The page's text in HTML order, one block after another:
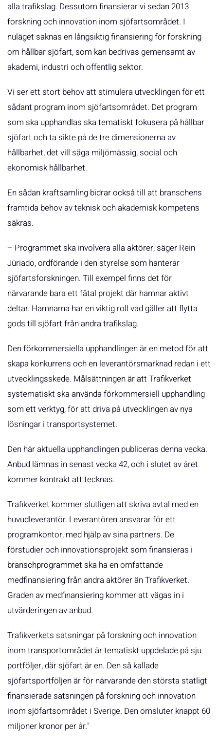
alla trafikslag. Dessutom finansierar vi sedan 2013
forskning och innovation inom sjöfartsområdet. I
nuläget saknas en långsiktig finansiering för forskning
om hållbar sjöfart, som kan bedrivas gemensamt av
akademi, industri och offentlig sektor.
Vi ser ett stort behov att stimulera utvecklingen för ett
sådant program inom sjöfartsområdet. Det program
som ska upphandlas ska tematiskt fokusera på hållbar
sjöfart och ta sikte på de tre dimensionerna av
hållbarhet, det vill säga miljömässig, social och
ekonomisk hållbarhet.
En sådan kraftsamling bidrar också till att branschens
framtida behov av teknisk och akademisk kompetens
säkras.
– Programmet ska involvera alla aktörer, säger Rein
Jüriado, ordförande i den styrelse som hanterar
sjöfartsforskningen. Till exempel finns det för
närvarande bara ett fåtal projekt där hamnar aktivt
deltar. Hamnarna har en viktig roll vad gäller att flytta
gods till sjöfart från andra trafikslag.
Den förkommersiella upphandlingen är en metod för att
skapa konkurrens och en leverantörsmarknad redan i ett
utvecklingsskede. Målsättningen är att Trafikverket
systematiskt ska använda förkommersiell upphandling
som ett verktyg, för att driva på utvecklingen av nya
lösningar i transportsystemet.
Den här aktuella upphandlingen publiceras denna vecka.
Anbud lämnas in senast vecka 42, och i slutet av året
kommer kontrakt att tecknas.
Trafikverket kommer slutligen att skriva avtal med en
huvudleverantör. Leverantören ansvarar för ett
programkontor, med hjälp av sina partners. De
förstudier och innovationsprojekt som finansieras i
branschprogrammet ska ha en omfattande
medfinansiering från andra aktörer än Trafikverket.
Graden av medfinansiering kommer att vägas in i
utvärderingen av anbud.
Trafikverkets satsningar på forskning och innovation
inom transportområdet är tematiskt uppdelade på sju
portföljer, där sjöfart är en. Den så kallade
sjöfartsportföljen är för närvarande den största statligt
finansierade satsningen på forskning och innovation
inom sjöfartsområdet i Sverige. Den omsluter knappt 60
miljoner kronor per år."